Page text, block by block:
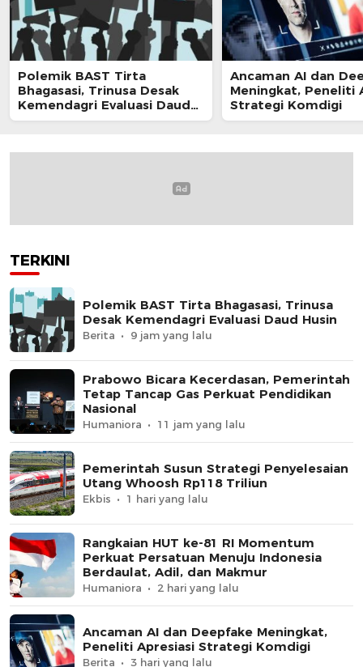
Polemik BAST Tirta
Bhagasasi, Trinusa Desak
Kemendagri Evaluasi Daud
Husin
Ancaman AI dan
Meningkat, Peneliti
Strategi Komdigi
TERKINI
Polemik BAST Tirta Bhagasasi, Trinusa
Desak Kemendagri Evaluasi Daud Husin
Berita 9 jam yang lalu
Prabowo Bicara Kecerdasan, Pemerintah
Tetap Tancap Gas Perkuat Pendidikan
Nasional
Humaniora 11 jam yang lalu
Pemerintah Susun Strategi Penyelesaian
Utang Whoosh Rp118 Triliun
Ekbis 1 hari yang lalu
Rangkaian HUT ke-81 RI Momentum
Perkuat Persatuan Menuju Indonesia
Berdaulat, Adil, dan Makmur
Humaniora 2 hari yang lalu
Ancaman AI dan Deepfake Meningkat,
Peneliti Apresiasi Strategi Komdigi
Berita 3 hari yang lalu